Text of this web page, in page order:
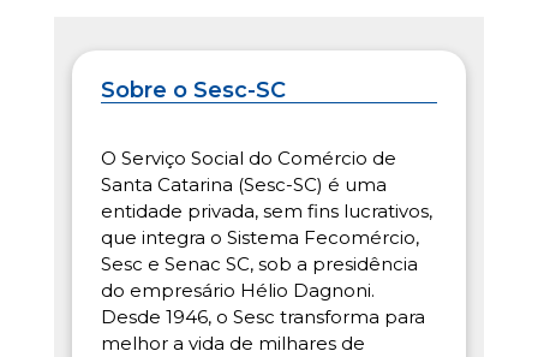
Sobre o Sesc-SC
O Serviço Social do Comércio de
Santa Catarina (Sesc-SC) é uma
entidade privada, sem fins lucrativos,
que integra o Sistema Fecomércio,
Sesc e Senac SC, sob a presidência
do empresário Hélio Dagnoni.
Desde 1946, o Sesc transforma para
melhor a vida de milhares de